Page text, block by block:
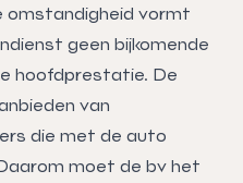
omstandigheid vormt
geen bijkomende
hoofdprestatie. De
van
die met de auto
moet de bv het